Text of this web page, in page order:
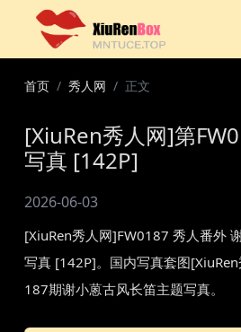
首页 秀人网 正文
[XiuRen秀人网]第
写真 [142P]
2026-06-03
[XiuRen秀人网]FW0187 秀人番外
写真 [142P]。国内写真套图
187期谢小蒽古风长笛主题写真。